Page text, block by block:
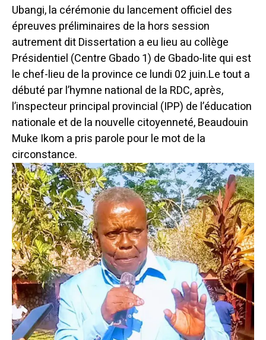
Ubangi, la cérémonie du lancement officiel des
épreuves préliminaires de la hors session
autrement dit Dissertation a eu lieu au collège
Présidentiel (Centre Gbado 1) de Gbado-lite qui est
le chef-lieu de la province ce lundi 02 juin.Le tout a
débuté par l’hymne national de la RDC, après,
l’inspecteur principal provincial (IPP) de l’éducation
nationale et de la nouvelle citoyenneté, Beaudouin
Muke Ikom a pris parole pour le mot de la
circonstance.